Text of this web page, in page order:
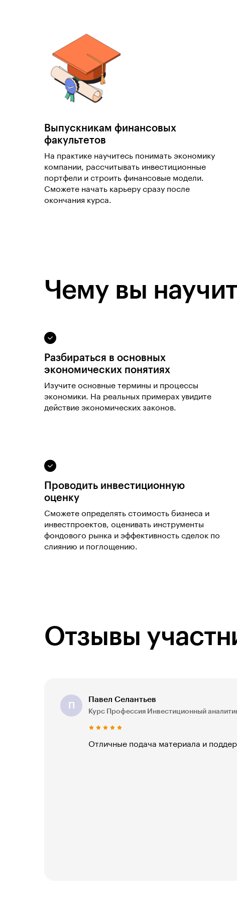
Выпускникам финансовых
факультетов
На практике научитесь понимать экономику
компании, рассчитывать инвестиционные
портфели и строить финансовые модели.
Сможете начать карьеру сразу после
окончания курса.
Чему вы
Разбираться в основных
экономических понятиях
Изучите основные термины и процессы
экономики. На реальных примерах увидите
действие экономических законов.
Проводить инвестиционную
оценку
Сможете определять стоимость бизнеса и
инвестпроектов, оценивать инструменты
фондового рынка и эффективность сделок по
слиянию и поглощению.
Отзывы
П
Павел Селантьев
Курс Профессия Инвестиционный
Отличные подача материала и